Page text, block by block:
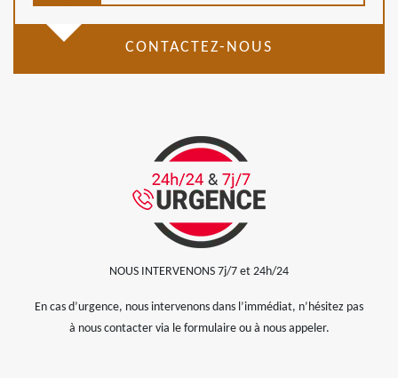
CONTACTEZ-NOUS
NOUS INTERVENONS 7j/7 et 24h/24
En cas d’urgence, nous intervenons dans l’immédiat, n’hésitez pas
à nous contacter via le formulaire ou à nous appeler.